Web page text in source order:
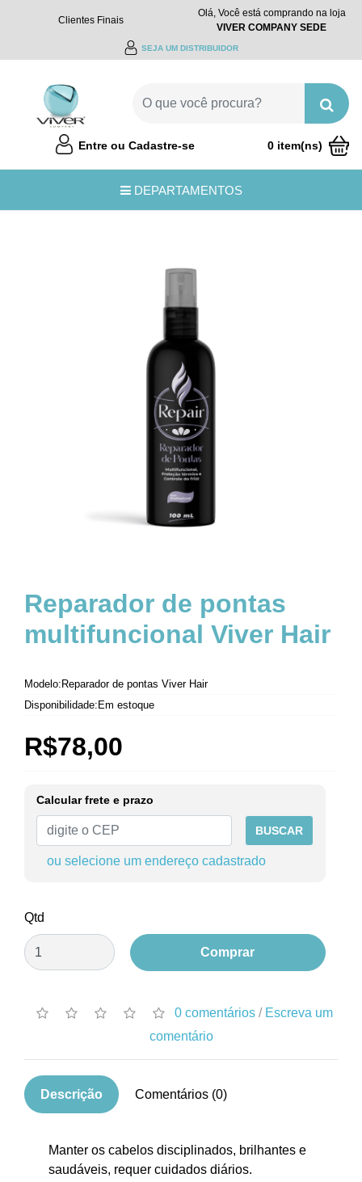
Clientes Finais
Olá, Você está comprando na loja
VIVER COMPANY SEDE
SEJA UM DISTRIBUIDOR
Entre ou Cadastre-se
0 item(ns)
DEPARTAMENTOS
Reparador de pontas
multifuncional Viver Hair
Modelo:Reparador de pontas Viver Hair
Disponibilidade:Em estoque
R$78,00
Calcular frete e prazo
BUSCAR
ou selecione um endereço cadastrado
Qtd
Comprar
0 comentários / Escreva um
comentário
Descrição Comentários (0)
Manter os cabelos disciplinados, brilhantes e
saudáveis, requer cuidados diários.